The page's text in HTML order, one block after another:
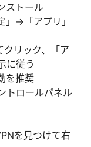
ストール
」→「アプリ」
リック、「ア
に従う
を推奨
トロールパネル
を見つけて右